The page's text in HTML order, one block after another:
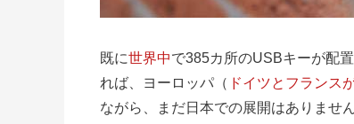
既に世界中で385カ所のUSBキーが配
れば、ヨーロッパ（ ドイツとフランス
ながら、まだ日本での展開はありませ